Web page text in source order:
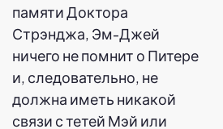
памяти Доктора
Стрэнджа, Эм-Джей
ничего не помнит о Питере
и, следовательно, не
должна иметь никакой
связи с тетей Мэй или